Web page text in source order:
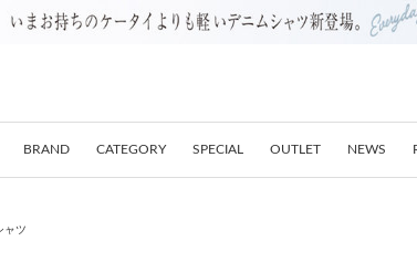
BRAND CATEGORY SPECIAL OUTLET NEWS
ャツ